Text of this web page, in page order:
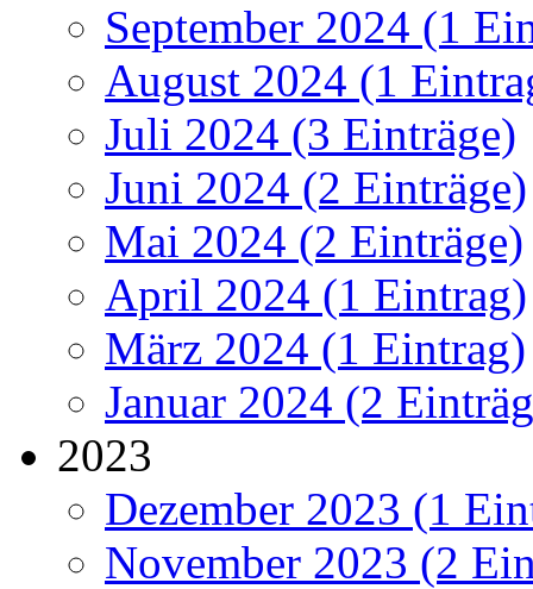
September 2024 (1
August 2024 (1
Juli 2024 (3 Einträge)
Juni 2024 (2 Einträge)
Mai 2024 (2 Einträge)
April 2024 (1 Eintrag)
März 2024 (1 Eintrag)
Januar 2024 (2
2023
Dezember 2023 (1
November 2023 (2